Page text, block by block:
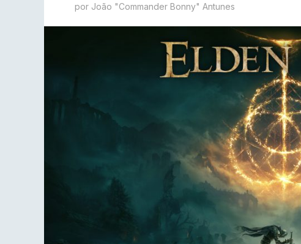
por João "Commander Bonny" Antunes